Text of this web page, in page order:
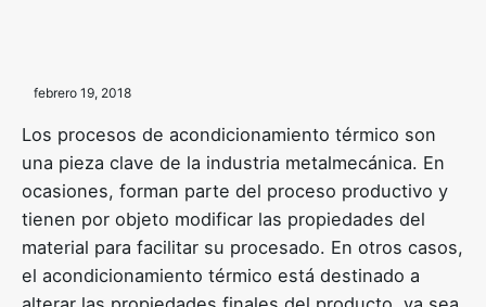
febrero 19, 2018
Los procesos de acondicionamiento térmico son
una pieza clave de la industria metalmecánica. En
ocasiones, forman parte del proceso productivo y
tienen por objeto modificar las propiedades del
material para facilitar su procesado. En otros casos,
el acondicionamiento térmico está destinado a